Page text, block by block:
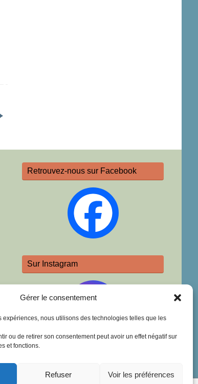
Gérer le consentement
expériences, nous utilisons des technologies telles que les
ou de retirer son consentement peut avoir un effet négatif sur
et fonctions.
Refuser Voir les préférences
Retrouvez-nous sur Facebook
Sur Instagram